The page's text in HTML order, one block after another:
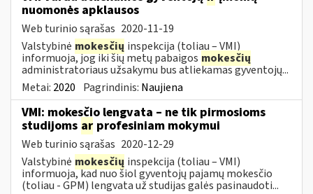
nuomonės apklausos
Web turinio sąrašas 2020-11-19
Valstybinė mokesčių inspekcija (toliau – VMI)
informuoja, jog iki šių metų pabaigos mokesčių
administratoriaus užsakymu bus atliekamas gyventojų...
Metai: 2020 Pagrindinis: Naujiena
VMI: mokesčio lengvata – ne tik pirmosioms
studijoms ar profesiniam mokymui
Web turinio sąrašas 2020-12-29
Valstybinė mokesčių inspekcija (toliau – VMI)
informuoja, kad nuo šiol gyventojų pajamų mokesčio
(toliau - GPM) lengvata už studijas galės pasinaudoti...